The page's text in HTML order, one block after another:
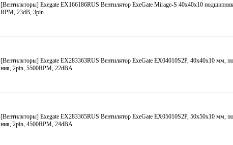
[Вентиляторы] Exegate EX166186RUS Вентилятор ExeGate Mirage-S 40x40x10
RPM, 23dB, 3pin
[Вентиляторы] Exegate EX283363RUS Вентилятор ExeGate EX04010S2P, 40x40x10 мм,
ния, 2pin, 5500RPM, 22dBA
[Вентиляторы] Exegate EX283365RUS Вентилятор ExeGate EX05010S2P, 50x50x10 мм,
ния, 2pin, 4500RPM, 24dBA